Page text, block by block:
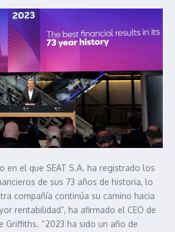
en el que SEAT S.A. ha registrado los
de sus 73 años de historia, lo
compañía continúa su camino hacia
rentabilidad”, ha afirmado el CEO de
Griffiths. “2023 ha sido un año de